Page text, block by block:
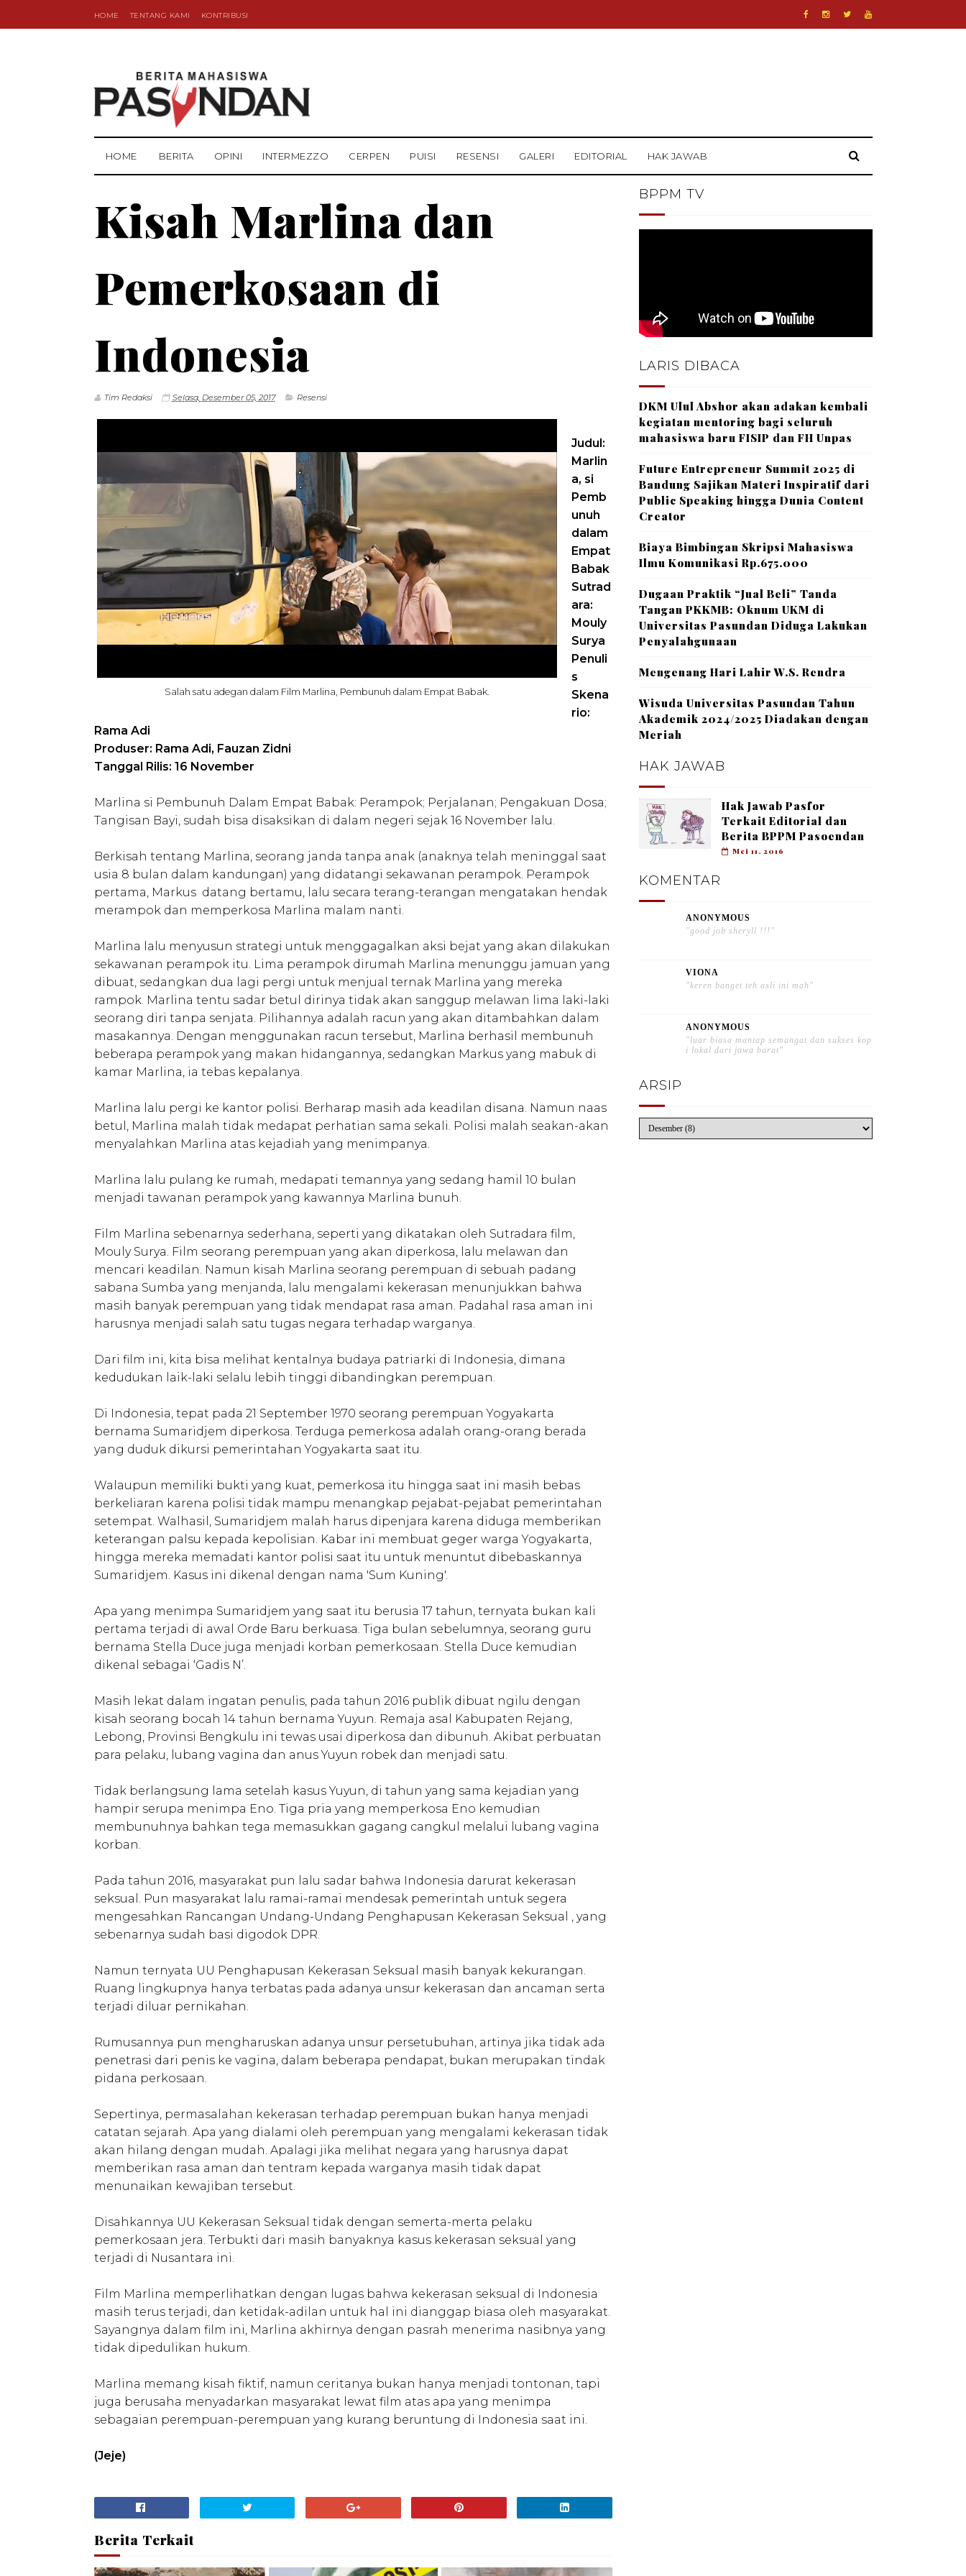
HOME TENTANG KAMI KONTRIBUSI
HOME BERITA OPINI INTERMEZZO CERPEN PUISI RESENSI GALERI EDITORIAL HAK JAWAB
Kisah Marlina dan
Pemerkosaan di
Indonesia
Tim Redaksi Selasa, Desember 05, 2017 Resensi
Salah satu adegan dalam Film Marlina, Pembunuh dalam Empat Babak.
Judul:
Marlin
a, si
Pemb
unuh
dalam
Empat
Babak
Sutrad
ara:
Mouly
Surya
Penuli
s
Skena
rio:
Rama Adi
Produser: Rama Adi, Fauzan Zidni
Tanggal Rilis: 16 November
Marlina si Pembunuh Dalam Empat Babak: Perampok; Perjalanan; Pengakuan Dosa;
Tangisan Bayi, sudah bisa disaksikan di dalam negeri sejak 16 November lalu.
Berkisah tentang Marlina, seorang janda tanpa anak (anaknya telah meninggal saat
usia 8 bulan dalam kandungan) yang didatangi sekawanan perampok. Perampok
pertama, Markus datang bertamu, lalu secara terang-terangan mengatakan hendak
merampok dan memperkosa Marlina malam nanti.
Marlina lalu menyusun strategi untuk menggagalkan aksi bejat yang akan dilakukan
sekawanan perampok itu. Lima perampok dirumah Marlina menunggu jamuan yang
dibuat, sedangkan dua lagi pergi untuk menjual ternak Marlina yang mereka
rampok. Marlina tentu sadar betul dirinya tidak akan sanggup melawan lima laki-laki
seorang diri tanpa senjata. Pilihannya adalah racun yang akan ditambahkan dalam
masakannya. Dengan menggunakan racun tersebut, Marlina berhasil membunuh
beberapa perampok yang makan hidangannya, sedangkan Markus yang mabuk di
kamar Marlina, ia tebas kepalanya.
Marlina lalu pergi ke kantor polisi. Berharap masih ada keadilan disana. Namun naas
betul, Marlina malah tidak medapat perhatian sama sekali. Polisi malah seakan-akan
menyalahkan Marlina atas kejadiah yang menimpanya.
Marlina lalu pulang ke rumah, medapati temannya yang sedang hamil 10 bulan
menjadi tawanan perampok yang kawannya Marlina bunuh.
Film Marlina sebenarnya sederhana, seperti yang dikatakan oleh Sutradara film,
Mouly Surya. Film seorang perempuan yang akan diperkosa, lalu melawan dan
mencari keadilan. Namun kisah Marlina seorang perempuan di sebuah padang
sabana Sumba yang menjanda, lalu mengalami kekerasan menunjukkan bahwa
masih banyak perempuan yang tidak mendapat rasa aman. Padahal rasa aman ini
harusnya menjadi salah satu tugas negara terhadap warganya.
Dari film ini, kita bisa melihat kentalnya budaya patriarki di Indonesia, dimana
kedudukan laik-laki selalu lebih tinggi dibandingkan perempuan.
Di Indonesia, tepat pada 21 September 1970 seorang perempuan Yogyakarta
bernama Sumaridjem diperkosa. Terduga pemerkosa adalah orang-orang berada
yang duduk dikursi pemerintahan Yogyakarta saat itu.
Walaupun memiliki bukti yang kuat, pemerkosa itu hingga saat ini masih bebas
berkeliaran karena polisi tidak mampu menangkap pejabat-pejabat pemerintahan
setempat. Walhasil, Sumaridjem malah harus dipenjara karena diduga memberikan
keterangan palsu kepada kepolisian. Kabar ini membuat geger warga Yogyakarta,
hingga mereka memadati kantor polisi saat itu untuk menuntut dibebaskannya
Sumaridjem. Kasus ini dikenal dengan nama 'Sum Kuning'.
Apa yang menimpa Sumaridjem yang saat itu berusia 17 tahun, ternyata bukan kali
pertama terjadi di awal Orde Baru berkuasa. Tiga bulan sebelumnya, seorang guru
bernama Stella Duce juga menjadi korban pemerkosaan. Stella Duce kemudian
dikenal sebagai ‘Gadis N’.
Masih lekat dalam ingatan penulis, pada tahun 2016 publik dibuat ngilu dengan
kisah seorang bocah 14 tahun bernama Yuyun. Remaja asal Kabupaten Rejang,
Lebong, Provinsi Bengkulu ini tewas usai diperkosa dan dibunuh. Akibat perbuatan
para pelaku, lubang vagina dan anus Yuyun robek dan menjadi satu.
Tidak berlangsung lama setelah kasus Yuyun, di tahun yang sama kejadian yang
hampir serupa menimpa Eno. Tiga pria yang memperkosa Eno kemudian
membunuhnya bahkan tega memasukkan gagang cangkul melalui lubang vagina
korban.
Pada tahun 2016, masyarakat pun lalu sadar bahwa Indonesia darurat kekerasan
seksual. Pun masyarakat lalu ramai-ramai mendesak pemerintah untuk segera
mengesahkan Rancangan Undang-Undang Penghapusan Kekerasan Seksual , yang
sebenarnya sudah basi digodok DPR.
Namun ternyata UU Penghapusan Kekerasan Seksual masih banyak kekurangan.
Ruang lingkupnya hanya terbatas pada adanya unsur kekerasan dan ancaman serta
terjadi diluar pernikahan.
Rumusannya pun mengharuskan adanya unsur persetubuhan, artinya jika tidak ada
penetrasi dari penis ke vagina, dalam beberapa pendapat, bukan merupakan tindak
pidana perkosaan.
Sepertinya, permasalahan kekerasan terhadap perempuan bukan hanya menjadi
catatan sejarah. Apa yang dialami oleh perempuan yang mengalami kekerasan tidak
akan hilang dengan mudah. Apalagi jika melihat negara yang harusnya dapat
memberikan rasa aman dan tentram kepada warganya masih tidak dapat
menunaikan kewajiban tersebut.
Disahkannya UU Kekerasan Seksual tidak dengan semerta-merta pelaku
pemerkosaan jera. Terbukti dari masih banyaknya kasus kekerasan seksual yang
terjadi di Nusantara ini.
Film Marlina memperlihatkan dengan lugas bahwa kekerasan seksual di Indonesia
masih terus terjadi, dan ketidak-adilan untuk hal ini dianggap biasa oleh masyarakat.
Sayangnya dalam film ini, Marlina akhirnya dengan pasrah menerima nasibnya yang
tidak dipedulikan hukum.
Marlina memang kisah fiktif, namun ceritanya bukan hanya menjadi tontonan, tapi
juga berusaha menyadarkan masyarakat lewat film atas apa yang menimpa
sebagaian perempuan-perempuan yang kurang beruntung di Indonesia saat ini.
(Jeje)
Berita Terkait
BPPM TV
LARIS DIBACA
DKM Ulul Abshor akan adakan kembali
kegiatan mentoring bagi seluruh
mahasiswa baru FISIP dan FH Unpas
Future Entrepreneur Summit 2025 di
Bandung Sajikan Materi Inspiratif dari
Public Speaking hingga Dunia Content
Creator
Biaya Bimbingan Skripsi Mahasiswa
Ilmu Komunikasi Rp.675.000
Dugaan Praktik “Jual Beli” Tanda
Tangan PKKMB: Oknum UKM di
Universitas Pasundan Diduga Lakukan
Penyalahgunaan
Mengenang Hari Lahir W.S. Rendra
Wisuda Universitas Pasundan Tahun
Akademik 2024/2025 Diadakan dengan
Meriah
HAK JAWAB
Hak Jawab Pasfor
Terkait Editorial dan
Berita BPPM Pasoendan
Mei 11, 2016
KOMENTAR
ANONYMOUS
"good job sheryll !!!"
VIONA
"keren banget teh asli ini mah"
ANONYMOUS
"luar biasa mantap semangat dan sukses kop
i lokal dari jawa barat"
ARSIP